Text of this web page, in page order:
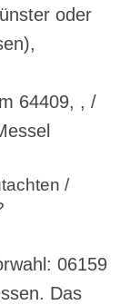
oder
64409, , /
/
06159
Das